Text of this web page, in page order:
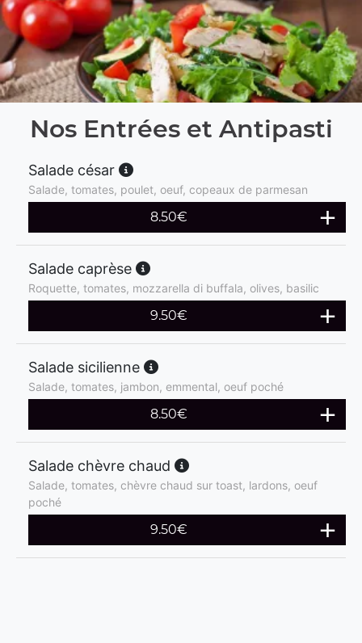
Nos Entrées et Antipasti
Salade césar
Salade, tomates, poulet, oeuf, copeaux de parmesan
8.50€
Salade caprèse
Roquette, tomates, mozzarella di buffala, olives, basilic
9.50€
Salade sicilienne
Salade, tomates, jambon, emmental, oeuf poché
8.50€
Salade chèvre chaud
Salade, tomates, chèvre chaud sur toast, lardons, oeuf
poché
9.50€